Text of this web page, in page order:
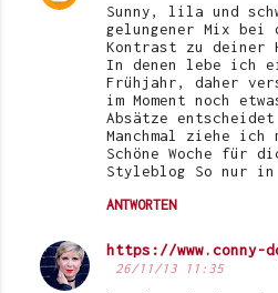
Sunny, lila und
gelungener Mix bei
Kontrast zu deiner
In denen lebe ich
Frühjahr, daher
im Moment noch
Absätze
Manchmal ziehe ich
Schöne Woche für
Styleblog So nur
ANTWORTEN
https://
26/11/13 11:35